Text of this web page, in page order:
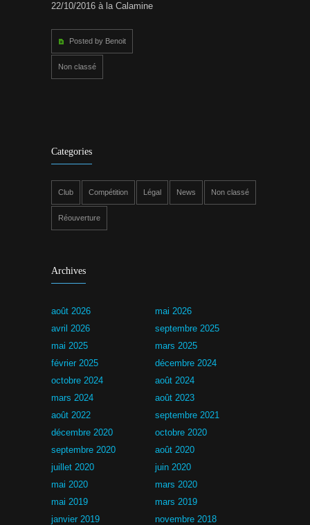
22/10/2016 à la Calamine
Posted by Benoit
Non classé
Categories
Club Compétition Légal News Non classé
Réouverture
Archives
août 2026
mai 2026
avril 2026
septembre 2025
mai 2025
mars 2025
février 2025
décembre 2024
octobre 2024
août 2024
mars 2024
août 2023
août 2022
septembre 2021
décembre 2020
octobre 2020
septembre 2020
août 2020
juillet 2020
juin 2020
mai 2020
mars 2020
mai 2019
mars 2019
janvier 2019
novembre 2018